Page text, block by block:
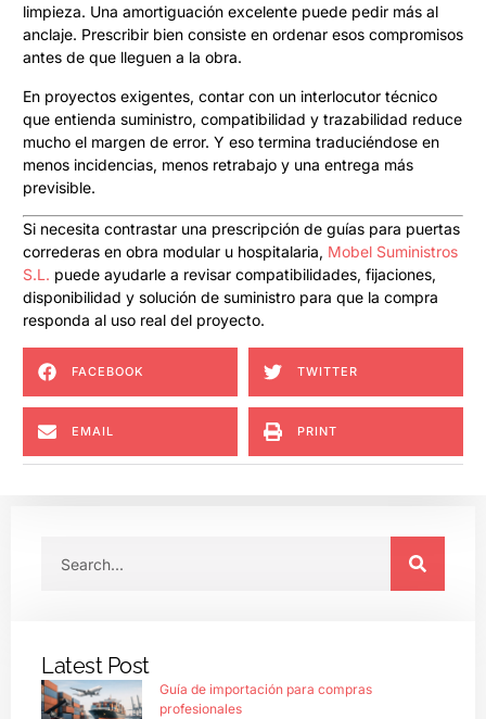
limpieza. Una amortiguación excelente puede pedir más al
anclaje. Prescribir bien consiste en ordenar esos compromisos
antes de que lleguen a la obra.
En proyectos exigentes, contar con un interlocutor técnico
que entienda suministro, compatibilidad y trazabilidad reduce
mucho el margen de error. Y eso termina traduciéndose en
menos incidencias, menos retrabajo y una entrega más
previsible.
Si necesita contrastar una prescripción de guías para puertas
correderas en obra modular u hospitalaria, Mobel Suministros
S.L. puede ayudarle a revisar compatibilidades, fijaciones,
disponibilidad y solución de suministro para que la compra
responda al uso real del proyecto.
FACEBOOK TWITTER
EMAIL PRINT
Latest Post
Guía de importación para compras
profesionales